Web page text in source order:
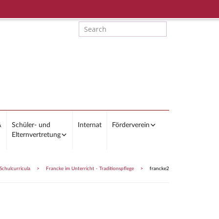
Schüler- und
Elternvertretung
Internat Förderverein
Schulcurricula > Francke im Unterricht - Traditionspflege > francke2